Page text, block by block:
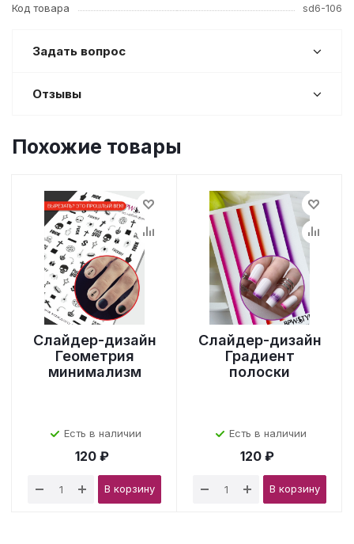
Код товара
sd6-106
Задать вопрос
Отзывы
Похожие товары
Слайдер-дизайн
Геометрия
минимализм
Есть в наличии
120 ₽
В корзину
Слайдер-дизайн
Градиент
полоски
Есть в наличии
120 ₽
В корзину